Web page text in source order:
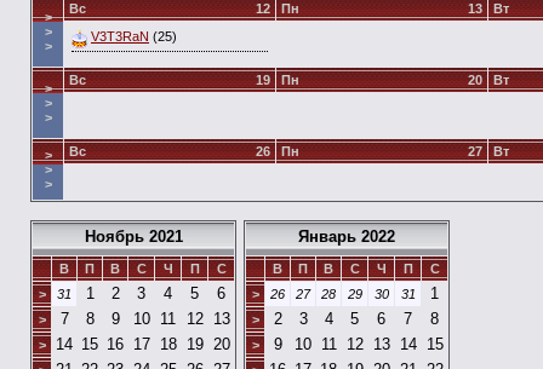
>
>
>
12
Вс
V3T3RaN (25)
13
Пн Вт
>
>
>
19
Вс 20
Пн Вт
>
>
>
26
Вс 27
Пн Вт
Ноябрь 2021
В П В С Ч П
С
>
31 1 2 3 4 5 6
> 7 8 9 10 11 12 13
> 14 15 16 17 18 19 20
Январь 2022
В П В С Ч П
С
>
26 27 28 29 30 31 1
> 2 3 4 5 6 7 8
> 9 10 11 12 13 14 15